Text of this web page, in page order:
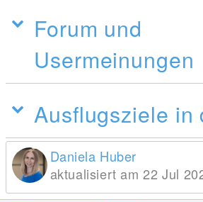
Forum und
Usermeinungen
Ausflugsziele in
Daniela Huber
aktualisiert am 22 Jul